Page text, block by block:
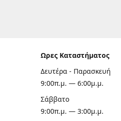
Ωρες Καταστήματος
Δευτέρα - Παρασκευή
9:00π.μ. — 6:00μ.μ.
Σάββατο
9:00π.μ. — 3:00μ.μ.